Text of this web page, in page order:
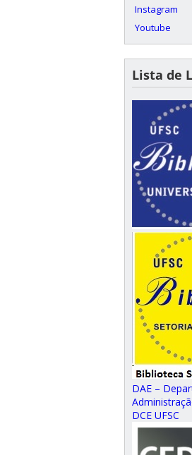
Instagram
Youtube
Lista de
DAE –
DCE UFSC